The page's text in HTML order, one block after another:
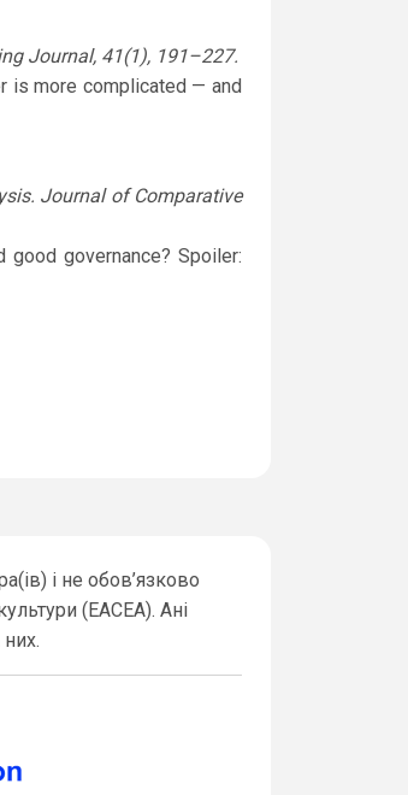
Journal, 41(1), 191–227.
is more complicated — and
Journal of Comparative
governance? Spoiler:
і не обов’язково
(EACEA). Ані